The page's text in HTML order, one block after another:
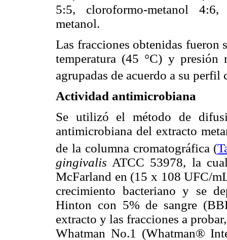
5:5, cloroformo-metanol
metanol.
Las fracciones obtenidas fueron
temperatura (45 °C) y
agrupadas de acuerdo a su
Actividad antimicrobiana
Se utilizó el método de
antimicrobiana del extracto
de la columna cromatográfica (
gingivalis ATCC 53978, la
McFarland en (15 x 108 UFC/
crecimiento bacteriano y se
Hinton con 5% de sangre
extracto y las fracciones a
Whatman No.1 (Whatman®